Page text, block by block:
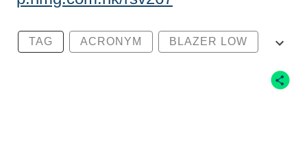
TAG ACRONYM BLAZER LOW